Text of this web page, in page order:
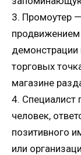
3. Промоутер
продвижением
демонстрации
торговых
магазине
4.
человек,
позитивного
или